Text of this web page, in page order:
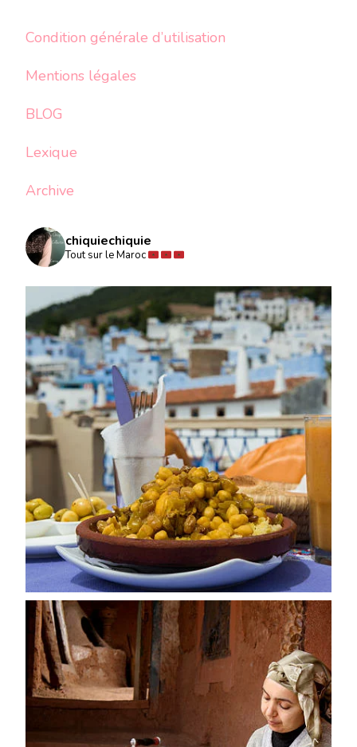
Condition générale d’utilisation
Mentions légales
BLOG
Lexique
Archive
chiquiechiquie
Tout sur le Maroc